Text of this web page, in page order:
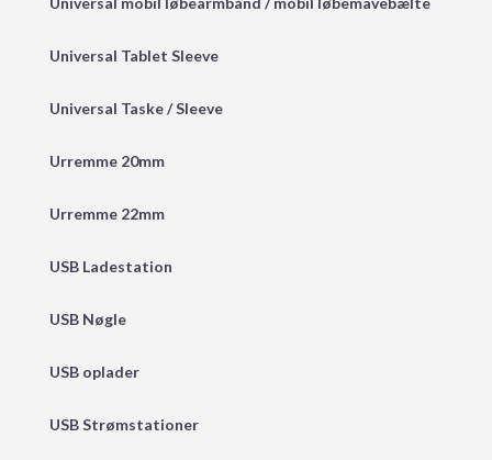
Universal Tablet Sleeve
Universal Taske / Sleeve
Urremme 20mm
Urremme 22mm
USB Ladestation
USB Nøgle
USB oplader
USB Strømstationer